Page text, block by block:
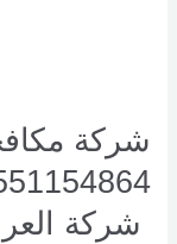
شركة
شركة